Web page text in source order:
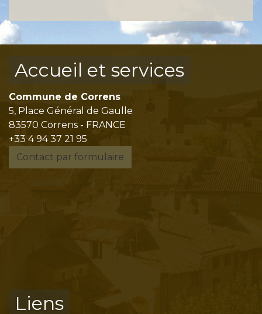
Accueil et services
Commune de Correns
5, Place Général de Gaulle
83570 Correns - FRANCE
+33 4 94 37 21 95
Contact par formulaire
Liens